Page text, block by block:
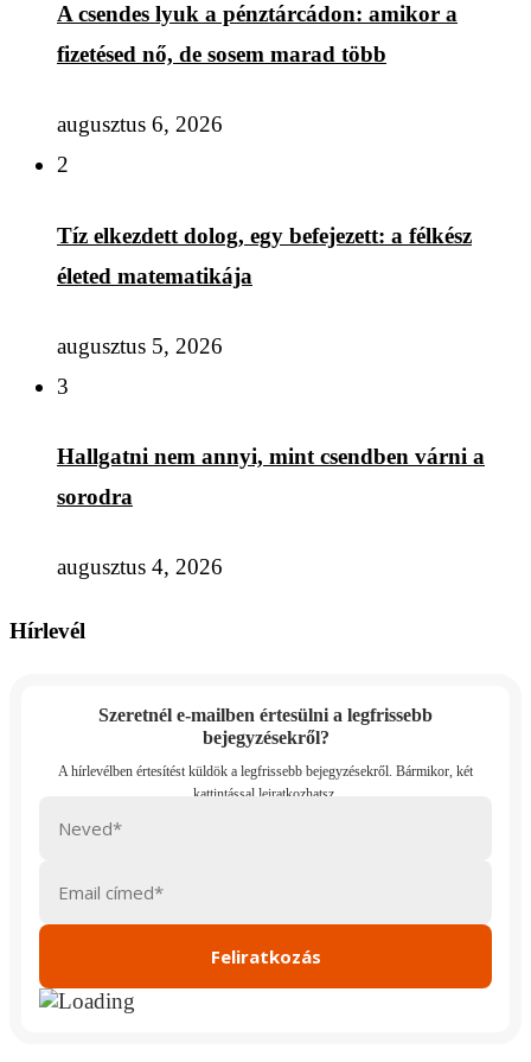
A csendes lyuk a pénztárcádon: amikor a
fizetésed nő, de sosem marad több
augusztus 6, 2026
2
Tíz elkezdett dolog, egy befejezett: a félkész
életed matematikája
augusztus 5, 2026
3
Hallgatni nem annyi, mint csendben várni a
sorodra
augusztus 4, 2026
Hírlevél
Szeretnél e-mailben értesülni a legfrissebb
bejegyzésekről?